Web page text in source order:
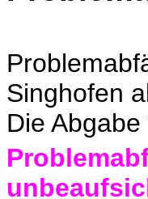
Singhofen
Die Abgabe